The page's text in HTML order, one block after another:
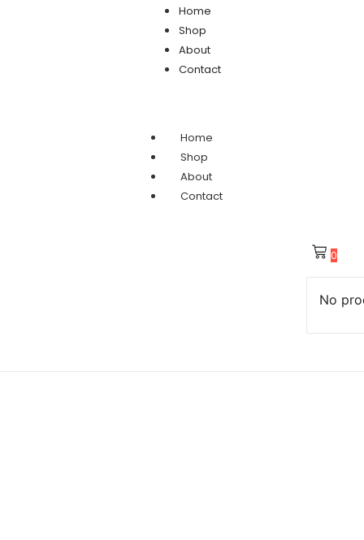
Home
Shop
About
Contact
Home
Shop
About
Contact
0
No